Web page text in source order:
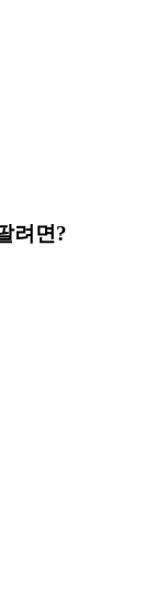
려면?